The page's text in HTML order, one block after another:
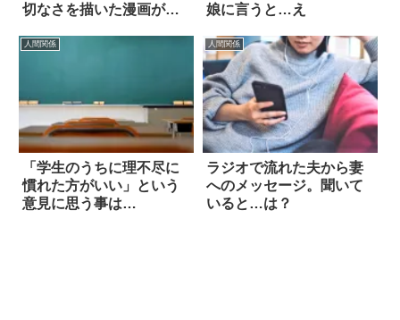
切なさを描いた漫画が泣
娘に言うと…え
人間関係
「学生のうちに理不尽に
慣れた方がいい」という
意見に思う事は…
人間関係
ラジオで流れた夫から妻
へのメッセージ。聞いて
いると…は？